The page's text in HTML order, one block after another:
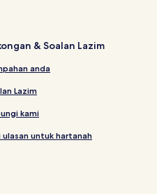
& Soalan Lazim
anda
Lazim
kami
ulasan untuk hartanah